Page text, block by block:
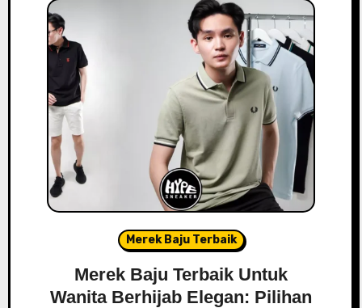
Merek Baju Terbaik
Merek Baju Terbaik Untuk
Wanita Berhijab Elegan: Pilihan